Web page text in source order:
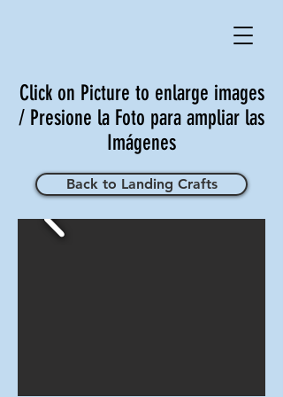
Click on Picture to enlarge images
/ Presione la Foto para ampliar las
Imágenes
Back to Landing Crafts